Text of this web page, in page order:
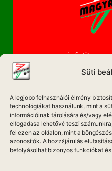
Süti
A legjobb felhasználói élmény
technológiákat használunk, mint a
információinak tárolására és/vagy
elfogadása lehetővé teszi
fel ezen az oldalon, mint a
azonosítók. A hozzájárulás
befolyásolhat bizonyos funkciókat
ETIKAI
MÉDIA
ADATKEZELÉSI